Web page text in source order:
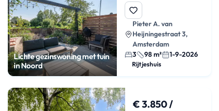
Lichte gezinswoning met tuin
in Noord
Pieter A. van
Heijningestraat 3,
Amsterdam
3
98 m² 1-9-2026
Rijtjeshuis
€ 3.850 /